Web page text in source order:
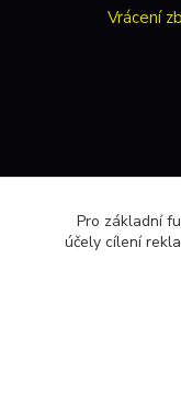
Vrácení
Pro základní
účely cílení